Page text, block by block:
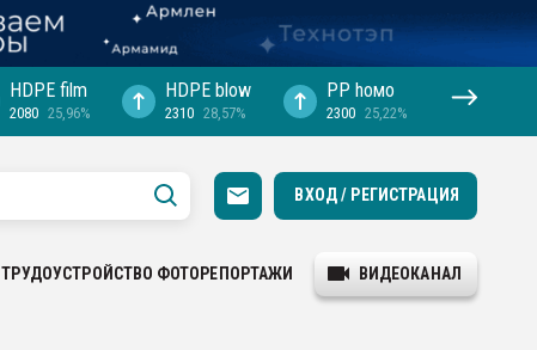
HDPE film
2080 25,96%
HDPE blow
2310 28,57%
PP hомо
2300 25,22%
ВХОД / РЕГИСТРАЦИЯ
ТРУДОУСТРОЙСТВО ФОТОРЕПОРТАЖИ ВИДЕОКАНАЛ